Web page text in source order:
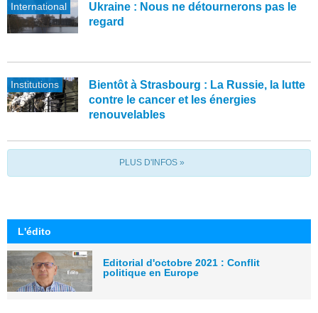
International
Ukraine : Nous ne détournerons pas le
regard
Institutions
Bientôt à Strasbourg : La Russie, la lutte
contre le cancer et les énergies
renouvelables
PLUS D'INFOS »
L'édito
Editorial d'octobre 2021 : Conflit
politique en Europe